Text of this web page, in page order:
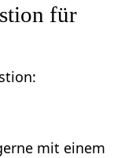
für
mit einem